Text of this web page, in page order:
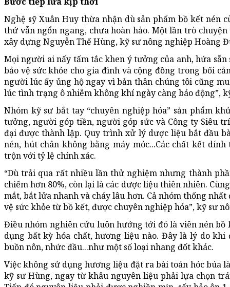
Nghệ sỹ Xuân Huy thừa nhận dù sản phẩm bồ kết nén
thứ vẫn ngổn ngang, chưa hoàn hảo. Một lần trò
xây dựng Nguyễn Thế Hùng, kỹ sư nông nghiệp Hoàng
Mọi người ai nấy tấm tắc khen ý tưởng của anh, hứa
bảo vệ sức khỏe cho gia đình và cộng đồng trong bối
người lúc ấy ủng hộ ngay vì bản thân chúng tôi cũng
lúc tình trạng ô nhiễm không khí ngày càng báo động”,
Nhóm kỹ sư bắt tay “chuyên nghiệp hóa” sản phẩm
tưởng, người góp tiền, người góp sức và Công ty Siêu
đại được thành lập. Quy trình xử lý dược liệu bắt đầu
nén, hút chân không bằng máy móc...Các chất kết
trộn với tỷ lệ chính xác.
“Dù trải qua rất nhiều lần thử nghiệm nhưng thành
chiếm hơn 80%, còn lại là các dược liệu thiên nhiên.
mắt, bắt lửa nhanh và cháy lâu hơn. Cả nhóm thống
vệ sức khỏe từ bồ kết, được chuyên nghiệp hóa”, kỹ sư
Điều nhóm nghiên cứu luôn hướng tới đó là viên nén
dụng bất kỳ hóa chất, hương liệu nào. Đây là lý do
buồn nôn, nhức đầu...như một số loại nhang đốt khác.
Việc không sử dụng hương liệu đặt ra bài toán hóc búa
kỹ sư Hùng, ngay từ khâu nguyên liệu phải lựa chọn